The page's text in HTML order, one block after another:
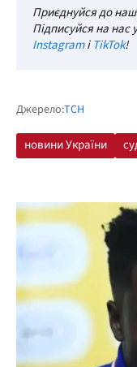
Приєднуйся до
Підписуйся на нас
InstagramіTikTok!
Джерело:ТСН
новини України